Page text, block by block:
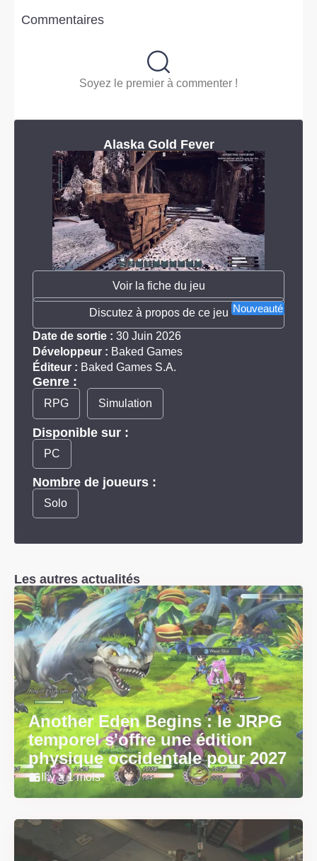
Commentaires
Soyez le premier à commenter !
Alaska Gold Fever
Voir la fiche du jeu
Nouveauté
Discutez à propos de ce jeu
Date de sortie : 30 Juin 2026
Développeur : Baked Games
Éditeur : Baked Games S.A.
Genre :
RPG Simulation
Disponible sur :
PC
Nombre de joueurs :
Solo
Les autres actualités
Another Eden Begins : le JRPG
temporel s'offre une édition
physique occidentale pour 2027
Il y a 1 mois